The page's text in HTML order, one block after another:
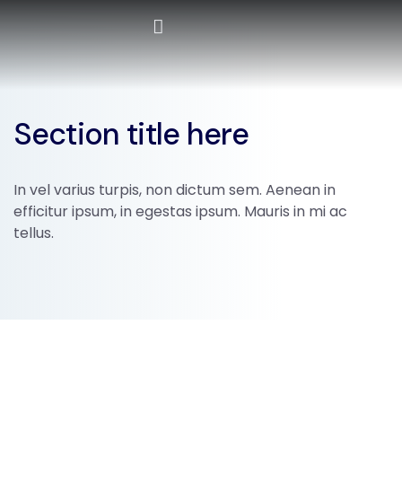
Section title here
In vel varius turpis, non dictum sem. Aenean in
efficitur ipsum, in egestas ipsum. Mauris in mi ac
tellus.